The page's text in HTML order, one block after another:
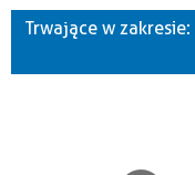
Szukana fraza
Trwające w zakresie: